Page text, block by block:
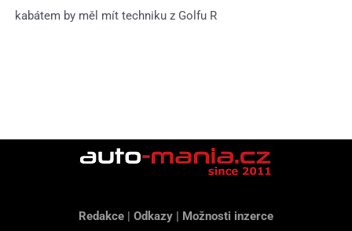
kabátem by měl mít techniku z Golfu R
Redakce Odkazy Možnosti inzerce